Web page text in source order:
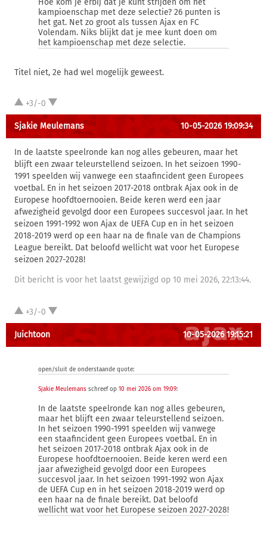
Hoe kom je erbij dat je kunt strijden om het
kampioenschap met deze selectie? 26 punten is
het gat. Net zo groot als tussen Ajax en FC
Volendam. Niks blijkt dat je mee kunt doen om
het kampioenschap met deze selectie.
Titel niet, 2e had wel mogelijk geweest.
+3/-0
Sjakie Meulemans 10-05-2026 19:09:34
In de laatste speelronde kan nog alles gebeuren, maar het
blijft een zwaar teleurstellend seizoen. In het seizoen 1990-
1991 speelden wij vanwege een staafincident geen Europees
voetbal. En in het seizoen 2017-2018 ontbrak Ajax ook in de
Europese hoofdtoernooien. Beide keren werd een jaar
afwezigheid gevolgd door een Europees succesvol jaar. In het
seizoen 1991-1992 won Ajax de UEFA Cup en in het seizoen
2018-2019 werd op een haar na de finale van de Champions
League bereikt. Dat beloofd wellicht wat voor het Europese
seizoen 2027-2028!
Dit bericht is voor het laatst gewijzigd op 10 mei 2026, 22:13:44.
+3/-0
Juichtoon 10-05-2026 19:15:21
open/sluit de onderstaande quote:
Sjakie Meulemans schreef op 10 mei 2026 om 19:09:
In de laatste speelronde kan nog alles gebeuren,
maar het blijft een zwaar teleurstellend seizoen.
In het seizoen 1990-1991 speelden wij vanwege
een staafincident geen Europees voetbal. En in
het seizoen 2017-2018 ontbrak Ajax ook in de
Europese hoofdtoernooien. Beide keren werd een
jaar afwezigheid gevolgd door een Europees
succesvol jaar. In het seizoen 1991-1992 won Ajax
de UEFA Cup en in het seizoen 2018-2019 werd op
een haar na de finale bereikt. Dat beloofd
wellicht wat voor het Europese seizoen 2027-2028!